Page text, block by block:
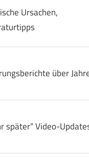
Ursachen,
über
später“ Video-